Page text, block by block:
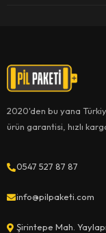
2020'den bu yana
ürün garantisi, hızlı
0547 527 87 87
info@pilpaketi.com
Şirintepe Mah.